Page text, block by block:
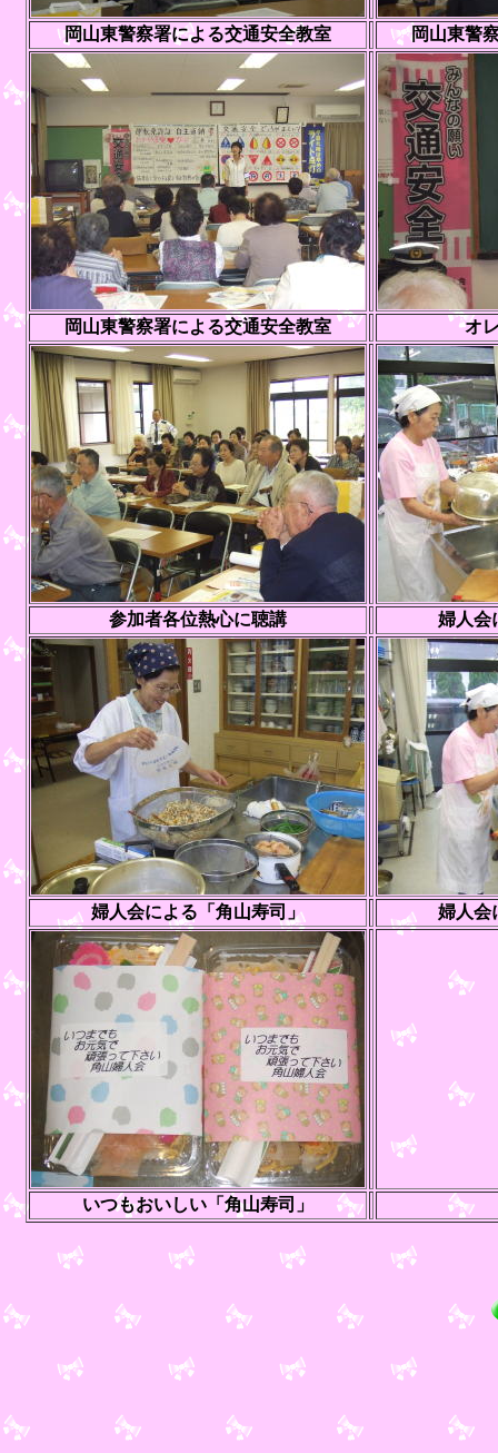
岡山東警察署による交通安全教室 岡山東警
岡山東警察署による交通安全教室 オ
参加者各位熱心に聴講 婦人会
婦人会による「角山寿司」 婦人会
いつもおいしい「角山寿司」